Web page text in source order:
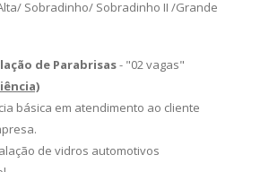
Sobradinho/ Sobradinho II /Grande
de Parabrisas- "02vagas"
básica em atendimento ao cliente
de vidros automotivos